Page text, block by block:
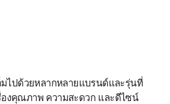
งคุณภาพ ความสะดวก และดีไซน์